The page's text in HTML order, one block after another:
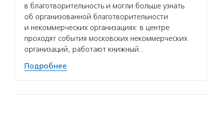
в благотворительность и могли больше узнать
об организованной благотворительности
и некоммерческих организациях: в центре
проходят события московских некоммерческих
организаций, работают книжный…
Подробнее